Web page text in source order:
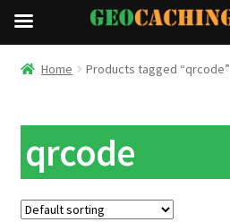
Home Products tagged “qrcode”
qrcode